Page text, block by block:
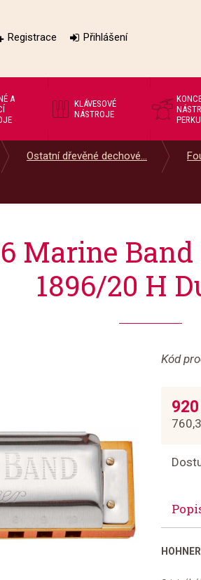
Registrace Přihlášení
A
KLÁVESOVÉ
NÁSTROJE
Ostatní dřevěné dechové...
Marine
1896/20 H
Kód
920